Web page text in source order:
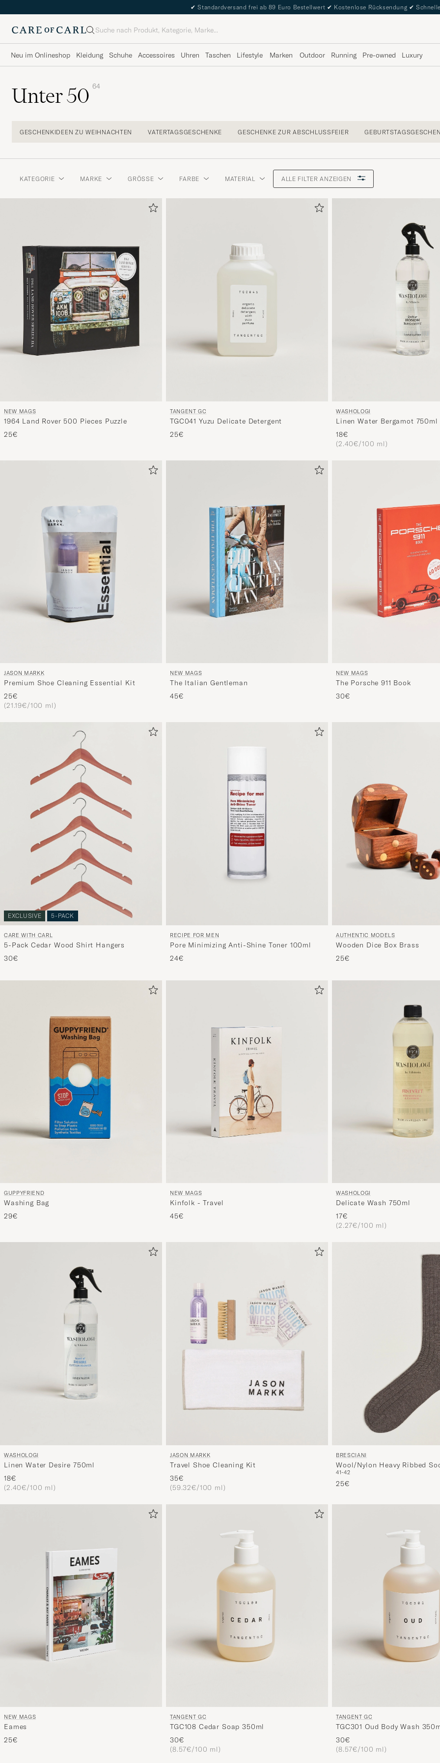
✔ Standardversand frei ab 89 Euro Bestellwert ✔ Kostenlose Rücksendung ✔
Suche
Neu im Onlineshop Kleidung Schuhe Accessoires Uhren Taschen Lifestyle Marken Outdoor Running Pre-owned Luxury
Unter 50 64
GESCHENKIDEEN ZU WEIHNACHTEN VATERTAGSGESCHENKE GESCHENKE ZUR ABSCHLUSSFEIER
KATEGORIE MARKE GRÖSSE FARBE MATERIAL ALLE FILTER ANZEIGEN
NEW MAGS
1964 Land Rover 500 Pieces Puzzle
25€
TANGENT GC
TGC041 Yuzu Delicate Detergent
25€
WASHOLOGI
Linen Water Bergamot 750ml
18€
(2.40€/100 ml)
JASON MARKK
Premium Shoe Cleaning Essential Kit
25€
(21.19€/100 ml)
NEW MAGS
The Italian Gentleman
45€
NEW MAGS
The Porsche 911 Book
30€
EXCLUSIVE 5-PACK
CARE WITH CARL
5-Pack Cedar Wood Shirt Hangers
30€
RECIPE FOR MEN
Pore Minimizing Anti-Shine Toner 100ml
24€
AUTHENTIC MODELS
Wooden Dice Box Brass
25€
GUPPYFRIEND
Washing Bag
29€
NEW MAGS
Kinfolk - Travel
45€
WASHOLOGI
Delicate Wash 750ml
17€
(2.27€/100 ml)
WASHOLOGI
Linen Water Desire 750ml
18€
(2.40€/100 ml)
JASON MARKK
Travel Shoe Cleaning Kit
35€
(59.32€/100 ml)
BRESCIANI
Wool/Nylon Heavy Ribbed
41-42
25€
NEW MAGS
Eames
25€
TANGENT GC
TGC108 Cedar Soap 350ml
30€
(8.57€/100 ml)
TANGENT GC
TGC301 Oud Body Wash
30€
(8.57€/100 ml)